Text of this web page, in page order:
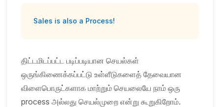
Sales is also a Process!
திட்டமிடப்பட்ட படிப்படியான செயல்கள்
ஒருங்கிணைக்கப்பட்டு உள்ளீடுகளைத் தேவையான
விளைபொருட்களாக மாற்றும் செயலையே நாம் ஒரு
process அல்லது செயல்முறை என்று கூறுகிறோம்.